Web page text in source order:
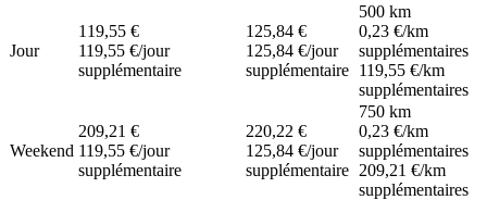
Jour
119,55 €
119,55 €/jour
supplémentaire
125,84 €
125,84 €/jour
supplémentaire
500 km
0,23 €/km
supplémentaires
119,55 €/km
supplémentaires
Weekend
209,21 €
119,55 €/jour
supplémentaire
220,22 €
125,84 €/jour
supplémentaire
750 km
0,23 €/km
supplémentaires
209,21 €/km
supplémentaires